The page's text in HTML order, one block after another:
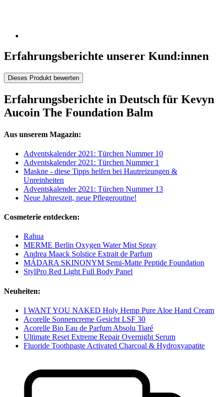
Erfahrungsberichte unserer Kund:innen
Dieses Produkt bewerten
Erfahrungsberichte in Deutsch für Kevyn
Aucoin The Foundation Balm
Aus unserem Magazin:
Adventskalender 2021: Türchen Nummer 10
Adventskalender 2021: Türchen Nummer 1
Maskne - diese Tipps helfen bei Hautreizungen &
Unreinheiten
Adventskalender 2021: Türchen Nummer 13
Neue Jahreszeit, neue Pflegeroutine!
Cosmeterie entdecken:
Rahua
MERME Berlin Oxygen Water Mist Spray
Andrea Maack Solstice Extrait de Parfum
MÁDARA SKINONYM Semi-Matte Peptide Foundation
StylPro Red Light Full Body Panel
Neuheiten:
I WANT YOU NAKED Holy Hemp Pure Aloe Hand Cream
Acorelle Sonnencreme Gesicht LSF 30
Acorelle Bio Eau de Parfum Absolu Tiaré
Ultimate Reset Extreme Repair Overnight Serum
Fluoride Toothpaste Activated Charcoal & Hydroxyapatite